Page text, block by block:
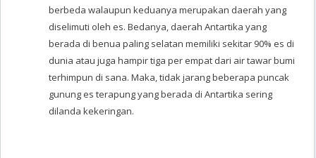
berbeda walaupun keduanya merupakan daerah yang
diselimuti oleh es. Bedanya, daerah Antartika yang
berada di benua paling selatan memiliki sekitar 90% es di
dunia atau juga hampir tiga per empat dari air tawar bumi
terhimpun di sana. Maka, tidak jarang beberapa puncak
gunung es terapung yang berada di Antartika sering
dilanda kekeringan.